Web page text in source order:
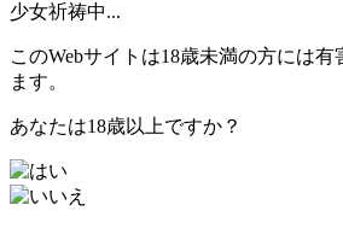
少女祈祷中...
このWebサイトは18歳未満の方には有
ます。
あなたは18歳以上ですか？